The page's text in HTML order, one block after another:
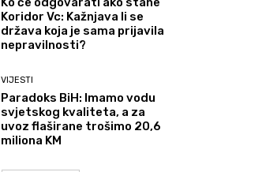
Koridor Vc: Kažnjava li se
država koja je sama prijavila
nepravilnosti?
VIJESTI
Paradoks BiH: Imamo vodu
svjetskog kvaliteta, a za
uvoz flaširane trošimo 20,6
miliona KM